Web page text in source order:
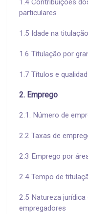
1.4 Contribuições
particulares
1.5 Idade na titulação
1.6 Titulação por
1.7 Títulos e
2. Emprego
2.1. Número de
2.2 Taxas de
2.3 Emprego por
2.4 Tempo de
2.5 Natureza
empregadores